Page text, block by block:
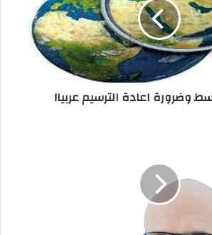
وضرورة اعادة الترسيم عربيا!